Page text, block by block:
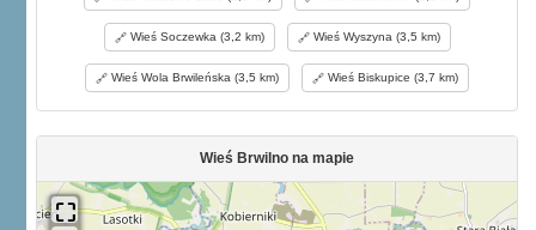
Wieś Soczewka (3,2 km) Wieś Wyszyna (3,5 km)
Wieś Wola Brwileńska (3,5 km) Wieś Biskupice (3,7 km)
Wieś Brwilno na mapie